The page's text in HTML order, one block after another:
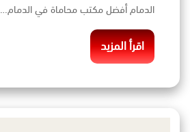
الدمام أفضل مكتب محاماة في الدمام…
اقرأ المزيد